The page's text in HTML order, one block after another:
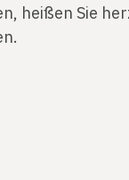
heißen Sie